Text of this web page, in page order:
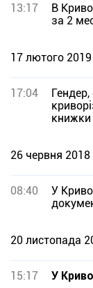
13:17
В
за 2
17 лютого 2019
17:04
книжки
26 червня 2018
08:40
У
20 листопада
15:17 У